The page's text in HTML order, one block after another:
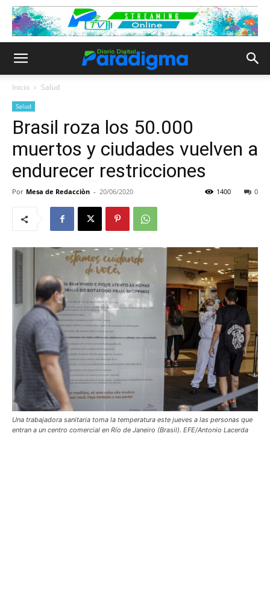
Inicio Salud
Salud
Brasil roza los 50.000
muertos y ciudades vuelven a
endurecer restricciones
Por Mesa de Redacciòn - 20/06/2020 0
1400
Una trabajadora sanitaria toma la temperatura este jueves a las personas que
entran a un centro comercial en Río de Janeiro (Brasil). EFE/Antonio Lacerda